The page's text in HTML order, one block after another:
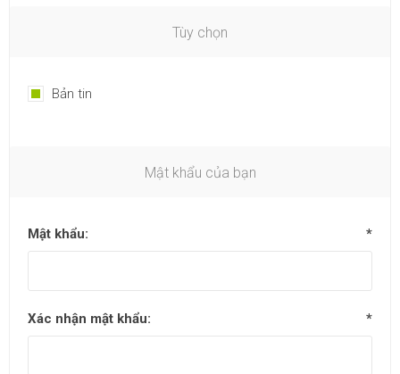
Tùy chọn
Bản tin
Mật khẩu của bạn
Mật khẩu: *
Xác nhận mật khẩu: *